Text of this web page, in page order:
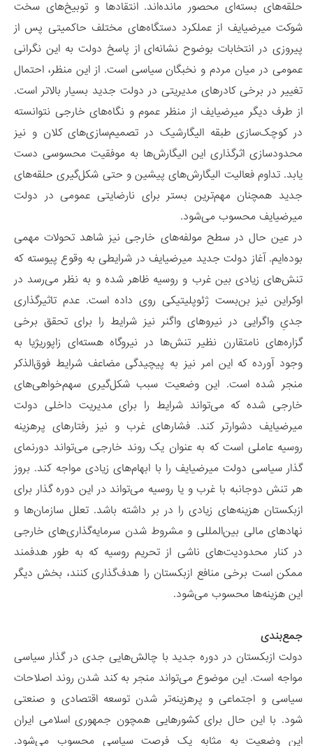
حلقه‌های بسته‌ای محصور مانده‌اند. انتقادها و توبیخ‌های سخت
شوکت میرضیایف از عملکرد دستگاه‌های مختلف حاکمیتی پس از
پیروزی در انتخابات بوضوح نشانه‌ای از پاسخ دولت به این نگرانی
عمومی در میان مردم و نخبگان سیاسی است. از این منظر، احتمال
تغییر در برخی کادرهای مدیریتی در دولت جدید بسیار بالاتر است.
از طرف دیگر میرضیایف از منظر عموم و نگاه‌های خارجی نتوانسته
در کوچک‌سازی طبقه الیگارشیک در تصمیم‌سازی‌های کلان و نیز
محدودسازی اثرگذاری این الیگارش‌ها به موفقیت محسوسی دست
یابد. تداوم فعالیت الیگارش‌های پیشین و حتی شکل‌گیری حلقه‌های
جدید همچنان مهم‌ترین بستر برای نارضایتی عمومی در دولت
میرضیایف محسوب می‌شود.
در عین حال در سطح مولفه‌های خارجی نیز شاهد تحولات مهمی
بوده‌ایم. آغاز دولت جدید میرضیایف در شرایطی به وقوع پیوسته که
تنش‌های زیادی بین غرب و روسیه ظاهر شده و به نظر می‌رسد در
اوکراین نیز بن‌بست ژئوپلیتیکی روی داده است. عدم تاثیرگذاری
جدیِ واگرایی در نیروهای واگنر نیز شرایط را برای تحقق برخی
گزاره‌های نامتقارن نظیر تنش‌ها در نیروگاه هسته‌ای زاپوریژیا به
وجود آورده که این امر نیز به پیچیدگی مضاعف شرایط فوق‌الذکر
منجر شده است. این وضعیت سبب شکل‌گیری سهم‌خواهی‌های
خارجی شده که می‌تواند شرایط را برای مدیریت داخلی دولت
میرضیایف دشوارتر کند. فشارهای غرب و نیز رفتارهای پرهزینه
روسیه عاملی است که به عنوان یک روند خارجی می‌تواند دورنمای
گذار سیاسی دولت میرضیایف را با ابهام‌های زیادی مواجه کند. بروز
هر تنش دوجانبه با غرب و یا روسیه می‌تواند در این دوره گذار برای
ازبکستان هزینه‌های زیادی را در بر داشته باشد. تعلل سازمان‌ها و
نهادهای مالی بین‌المللی و مشروط شدن سرمایه‌گذاری‌های خارجی
در کنار محدودیت‌های ناشی از تحریم روسیه که به طور هدفمند
ممکن است برخی منافع ازبکستان را هدف‌گذاری کنند، بخش دیگر
این هزینه‌ها محسوب می‌شود.
جمع‌بندی
دولت ازبکستان در دوره جدید با چالش‌هایی جدی در گذار سیاسی
مواجه است. این موضوع می‌تواند منجر به کند شدن روند اصلاحات
سیاسی و اجتماعی و پرهزینه‌تر شدن توسعه اقتصادی و صنعتی
شود. با این حال برای کشورهایی همچون جمهوری اسلامی ایران
این وضعیت به مثابه یک فرصت سیاسی محسوب می‌شود.